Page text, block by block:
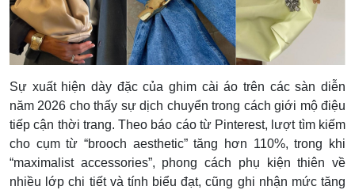
Sự xuất hiện dày đặc của ghim cài áo trên các sàn diễn
năm 2026 cho thấy sự dịch chuyển trong cách giới mộ điệu
tiếp cận thời trang. Theo báo cáo từ Pinterest, lượt tìm kiếm
cho cụm từ “brooch aesthetic” tăng hơn 110%, trong khi
“maximalist accessories”, phong cách phụ kiện thiên về
nhiều lớp chi tiết và tính biểu đạt, cũng ghi nhận mức tăng